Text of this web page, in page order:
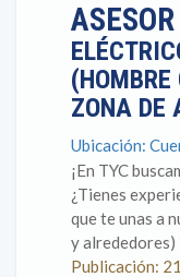
ZONA DE
Ubicación:
¡En TYC
¿Tienes
que te unas a
y alrededores)
Publicación: